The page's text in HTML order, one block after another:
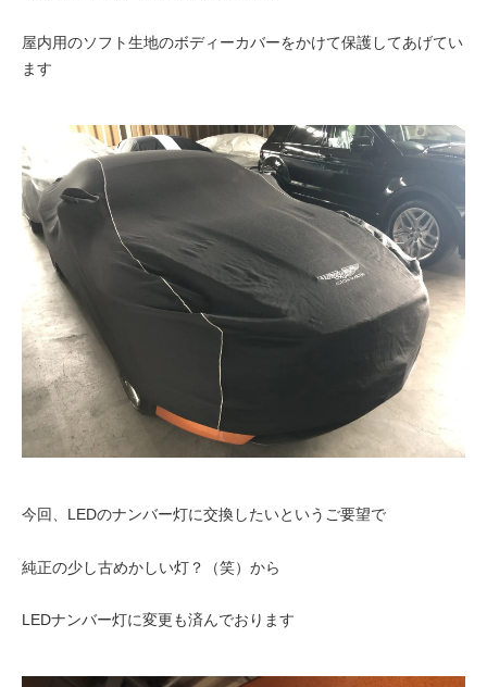
屋内用のソフト生地のボディーカバーをかけて保護してあげてい
ます
今回、LEDのナンバー灯に交換したいというご要望で
純正の少し古めかしい灯？（笑）から
LEDナンバー灯に変更も済んでおります